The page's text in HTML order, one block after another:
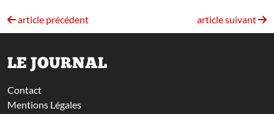
article précédent article suivant
LE JOURNAL
Contact
Mentions Légales